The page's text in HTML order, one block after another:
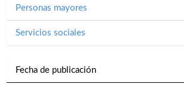
Personas mayores
Servicios sociales
Fecha de publicación